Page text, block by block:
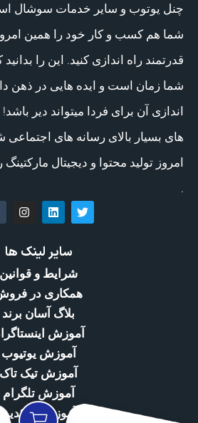
چنل یوتوب و سایر خدمات سوشال
شما هم کسب و کار خود را همین
قدرتمند راه اندازی کنید. این را
شما زمان است و ایده هایی در ذهن
اندازی آن برای فردا میتواند دیر
های بسیار بالای رسانه های
امروز تولید محتوا و دیجیتال
.
سایر لینک ها
شرایط و قوانین
همکاری در
بلاگ آسان برند
آموزش
آموزش یوتیوب
آموزش تیک تاک
آموزش تلگرام
آموزش لینکدین